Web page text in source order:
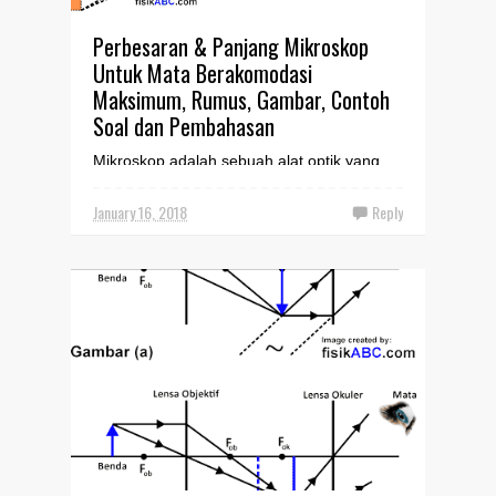
Perbesaran & Panjang Mikroskop
Untuk Mata Berakomodasi
Maksimum, Rumus, Gambar, Contoh
Soal dan Pembahasan
Mikroskop adalah sebuah alat optik yang
sangat kecil, contohnya virus dan bakteri.
Mikroskop memi...
January 16, 2018 Reply